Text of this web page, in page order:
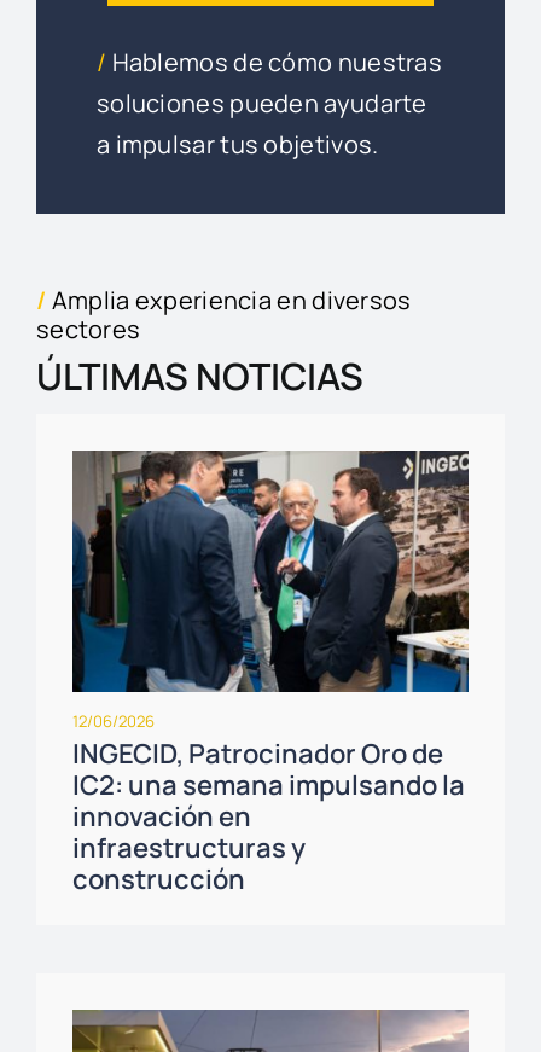
/ Hablemos de cómo nuestras
soluciones pueden ayudarte
a impulsar tus objetivos.
/ Amplia experiencia en diversos
sectores
ÚLTIMAS NOTICIAS
12/06/2026
INGECID, Patrocinador Oro de
IC2: una semana impulsando la
innovación en
infraestructuras y
construcción